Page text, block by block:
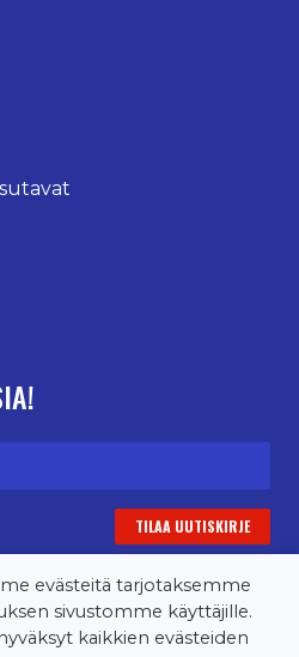
evästeitä tarjotaksemme
sivustomme käyttäjille.
kaikkien evästeiden